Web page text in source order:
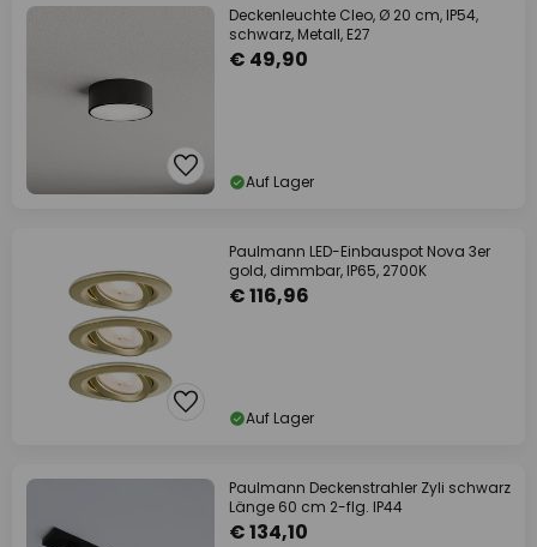
Deckenleuchte Cleo, Ø 20 cm, IP54,
schwarz, Metall, E27
€ 49,90
Auf Lager
Paulmann LED-Einbauspot Nova 3er
gold, dimmbar, IP65, 2700K
€ 116,96
Auf Lager
Paulmann Deckenstrahler Zyli schwarz
Länge 60 cm 2-flg. IP44
€ 134,10